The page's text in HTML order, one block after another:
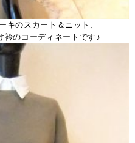
キのスカート＆ニット、
衿のコーディネートです♪